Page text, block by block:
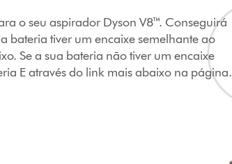
o seu aspirador Dyson V8™. Conseguirá
bateria tiver um encaixe semelhante ao
Se a sua bateria não tiver um encaixe
E através do link mais abaixo na página.